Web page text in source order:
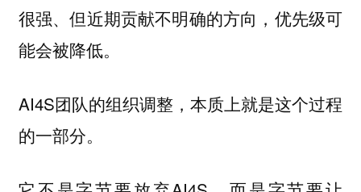
很强、但近期贡献不明确的方向，优先级可
能会被降低。
AI4S团队的组织调整，本质上就是这个过程
的一部分。